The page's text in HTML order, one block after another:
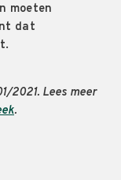
moeten
dat
2021. Lees meer
.